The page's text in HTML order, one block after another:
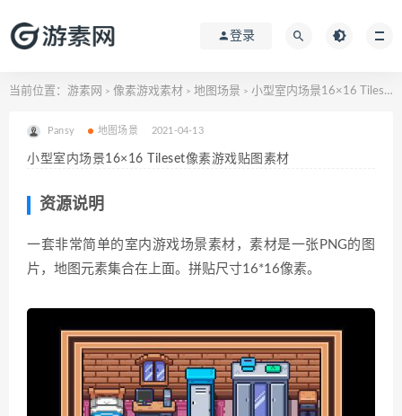
登录
当前位置： 游素网 > 像素游戏素材 > 地图场景 > 小型室内场景16×16 Tileset像素游戏贴图素材
Pansy 地图场景 2021-04-13
小型室内场景16×16 Tileset像素游戏贴图素材
资源说明
一套非常简单的室内游戏场景素材，素材是一张PNG的图
片，地图元素集合在上面。拼贴尺寸16*16像素。